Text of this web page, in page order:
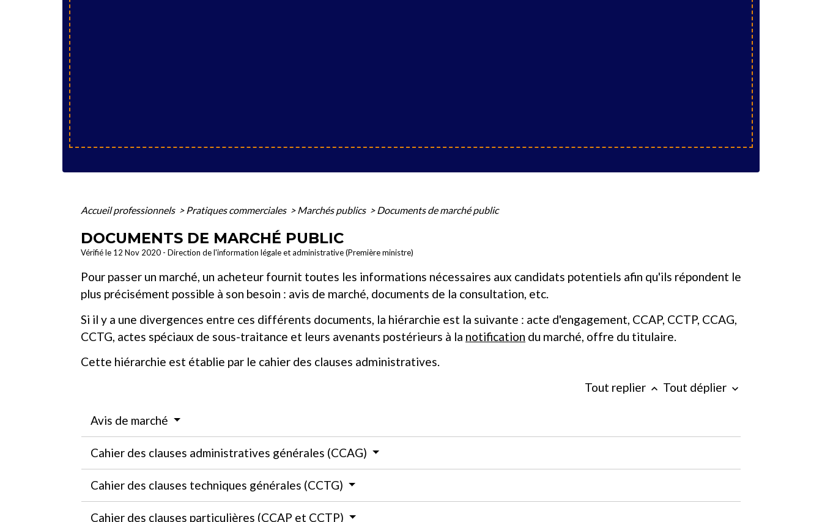
Accueil professionnels > Pratiques commerciales > Marchés publics > Documents de marché public
DOCUMENTS DE MARCHÉ PUBLIC
Vérifié le 12 Nov 2020 - Direction de l'information légale et administrative (Première ministre)
Pour passer un marché, un acheteur fournit toutes les informations nécessaires aux candidats potentiels afin qu'ils répondent le
plus précisément possible à son besoin : avis de marché, documents de la consultation, etc.
Si il y a une divergences entre ces différents documents, la hiérarchie est la suivante : acte d'engagement, CCAP, CCTP, CCAG,
CCTG, actes spéciaux de sous-traitance et leurs avenants postérieurs à la notification du marché, offre du titulaire.
Cette hiérarchie est établie par le cahier des clauses administratives.
Tout replier keyboard_arrow_up Tout déplier keyboard_arrow_down
Avis de marché
Cahier des clauses administratives générales (CCAG)
Cahier des clauses techniques générales (CCTG)
Cahier des clauses particulières (CCAP et CCTP)